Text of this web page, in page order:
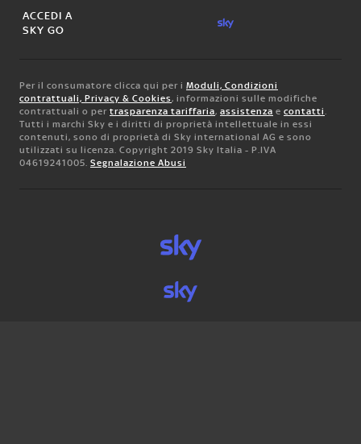
ACCEDI A
SKY GO
Per il consumatore clicca qui per i Moduli, Condizioni
contrattuali, Privacy & Cookies, informazioni sulle modifiche
contrattuali o per trasparenza tariffaria, assistenza e contatti.
Tutti i marchi Sky e i diritti di proprietà intellettuale in essi
contenuti, sono di proprietà di Sky international AG e sono
utilizzati su licenza. Copyright 2019 Sky Italia - P.IVA
04619241005. Segnalazione Abusi